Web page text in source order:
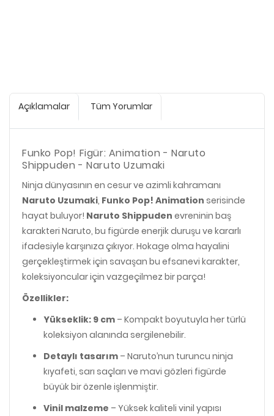
Açıklamalar Tüm Yorumlar
Funko Pop! Figür: Animation - Naruto
Shippuden - Naruto Uzumaki
Ninja dünyasının en cesur ve azimli kahramanı
Naruto Uzumaki, Funko Pop! Animation serisinde
hayat buluyor! Naruto Shippuden evreninin baş
karakteri Naruto, bu figürde enerjik duruşu ve kararlı
ifadesiyle karşınıza çıkıyor. Hokage olma hayalini
gerçekleştirmek için savaşan bu efsanevi karakter,
koleksiyoncular için vazgeçilmez bir parça!
Özellikler:
Yükseklik: 9 cm – Kompakt boyutuyla her türlü
koleksiyon alanında sergilenebilir.
Detaylı tasarım – Naruto’nun turuncu ninja
kıyafeti, sarı saçları ve mavi gözleri figürde
büyük bir özenle işlenmiştir.
Vinil malzeme – Yüksek kaliteli vinil yapısı